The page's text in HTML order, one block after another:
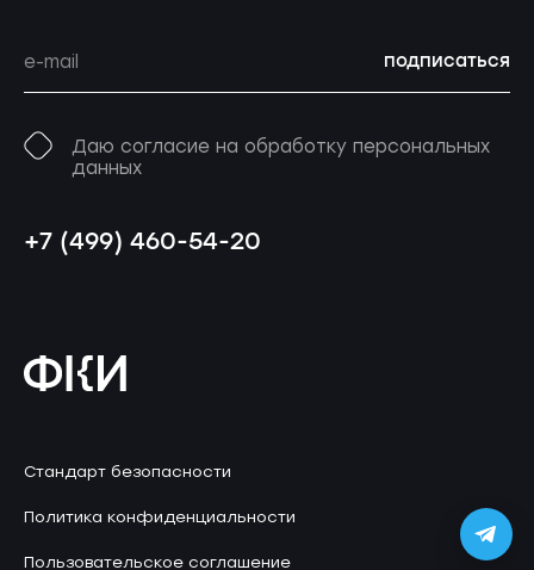
подписаться
Даю согласие на обработку персональных
данных
+7 (499) 460-54-20
Стандарт безопасности
Политика конфиденциальности
Пользовательское соглашение